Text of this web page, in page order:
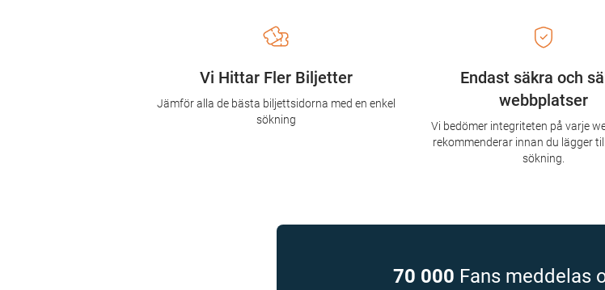
Endast säkra och
webbplatser
Vi bedömer integriteten på varje
rekommenderar innan du lägger
sökning.
Vi Hittar Fler Biljetter
Jämför alla de bästa biljettsidorna med en enkel
sökning
70 000 Fans meddelas